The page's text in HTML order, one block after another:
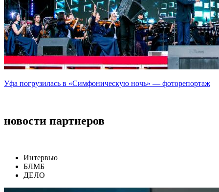
Уфа погрузилась в «Симфоническую ночь» — фоторепортаж
новости партнеров
Интервью
БЛМБ
ДЕЛО